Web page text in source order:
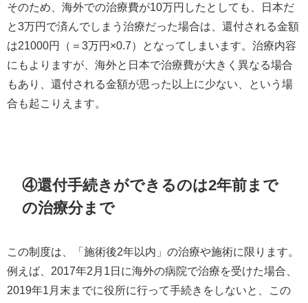
そのため、海外での治療費が10万円したとしても、日本だ
と3万円で済んでしまう治療だった場合は、還付される金額
は21000円（＝3万円×0.7）となってしまいます。治療内容
にもよりますが、海外と日本で治療費が大きく異なる場合
もあり、還付される金額が思った以上に少ない、という場
合も起こりえます。
④還付手続きができるのは2年前まで
の治療分まで
この制度は、「施術後2年以内」の治療や施術に限ります。
例えば、2017年2月1日に海外の病院で治療を受けた場合、
2019年1月末までに役所に行って手続きをしないと、この